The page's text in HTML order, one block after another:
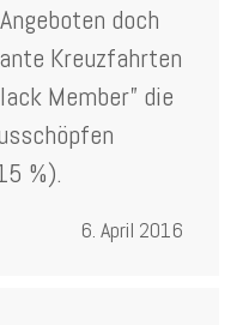
doch
Kreuzfahrten
Member” die
%).
6. April 2016